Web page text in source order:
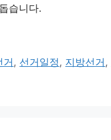
습니다.
, 선거일정, 지방선거 ,